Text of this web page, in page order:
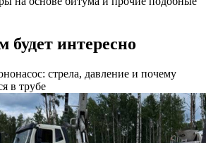
будет интересно
стрела, давление и почему
в трубе